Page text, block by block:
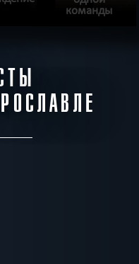
команды
| КВЕСТ ПРОЙДЕН